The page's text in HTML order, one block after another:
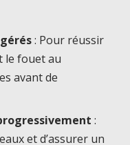
: Pour réussir
le fouet au
avant de
:
et d’assurer un